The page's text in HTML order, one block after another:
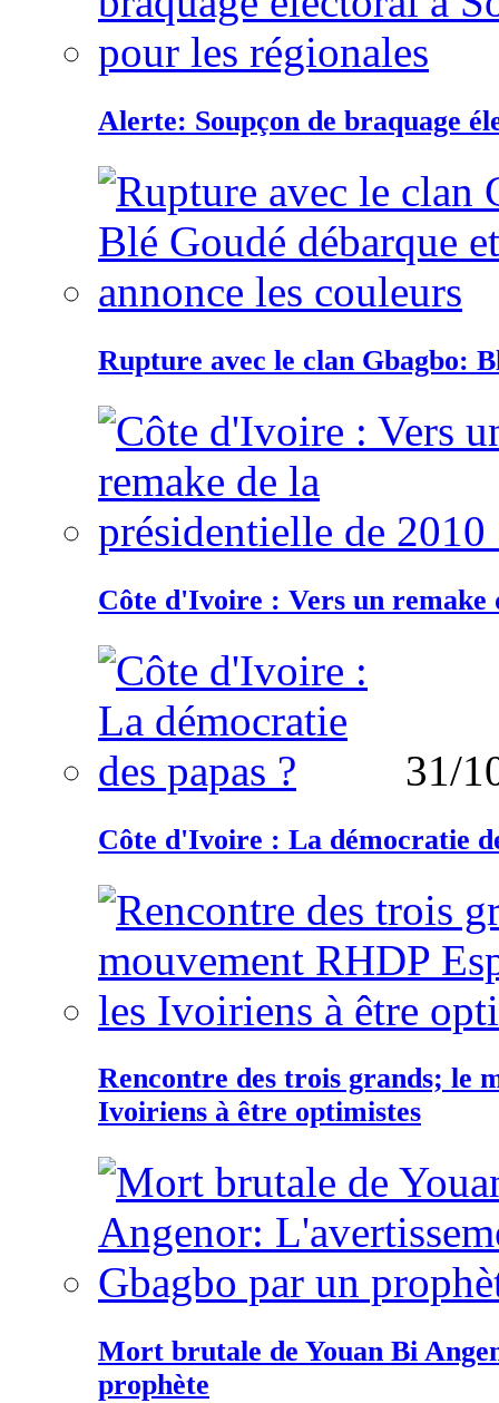
Alerte: Soupçon de braquage
Rupture avec le clan Gbagbo:
Côte d'Ivoire : Vers un remake
31/
Côte d'Ivoire : La démocratie
Rencontre des trois grands; le
Ivoiriens à être optimistes
Mort brutale de Youan Bi
prophète